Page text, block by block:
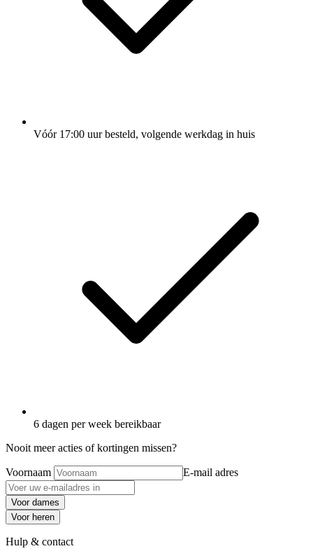
Vóór 17:00 uur besteld, volgende werkdag in huis
6 dagen per week bereikbaar
Nooit meer acties of kortingen missen?
Voornaam E-mail adres
Voor dames
Voor heren
Hulp & contact